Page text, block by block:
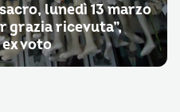
lunedì 13 marzo
grazia ricevuta”,
voto